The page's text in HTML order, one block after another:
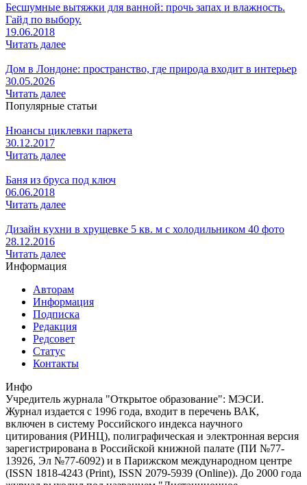
Бесшумные вытяжки для ванной: прочь запах и влажность.
Гайд по выбору.
19.06.2018
Читать далее
Дом в Лондоне: пространство, где природа входит в интерьер
30.05.2026
Читать далее
Популярные статьи
Нюансы циклевки паркета
30.12.2017
Читать далее
Баня из бруса под ключ
06.06.2018
Читать далее
Дизайн кухни в хрущевке 5 кв. м с холодильником 40 фото
28.12.2016
Читать далее
Информация
Авторам
Информация
Подписка
Редакция
Редсовет
Статус
Контакты
Инфо
Учредитель журнала "Открытое образование": МЭСИ.
Журнал издается с 1996 года, входит в перечень ВАК,
включен в систему Российского индекса научного
цитирования (РИНЦ), полиграфическая и электронная версия
зарегистрирована в Российской книжной палате (ПИ №77-
13926, Эл №77-6092) и в Парижском международном центре
(ISSN 1818-4243 (Print), ISSN 2079-5939 (Online)). До 2000 года